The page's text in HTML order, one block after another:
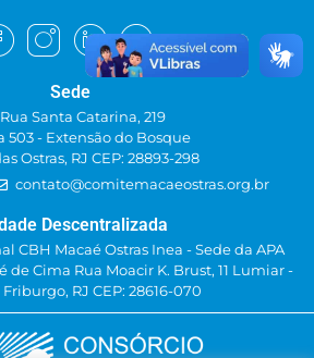
Sede
Rua Santa Catarina, 219
503 - Extensão do Bosque
Ostras, RJ CEP: 28893-298
contato@comitemacaeostras.org.br
Descentralizada
CBH Macaé Ostras Inea - Sede da APA
de Cima Rua Moacir K. Brust, 11 Lumiar -
RJ CEP: 28616-070